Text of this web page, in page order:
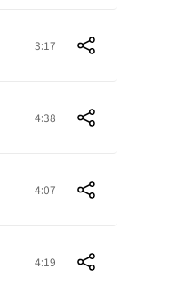
3:17
4:38
4:07
4:19